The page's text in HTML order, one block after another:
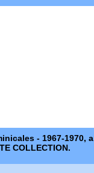
- 1967-1970, a
COLLECTION.